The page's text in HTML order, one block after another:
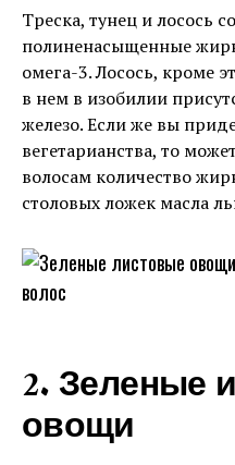
Треска, тунец и лосось
полиненасыщенные
омега-3. Лосось, кроме
в нем в изобилии
железо. Если же вы
вегетарианства, то
волосам количество
столовых ложек масла
2. Зеленые
овощи